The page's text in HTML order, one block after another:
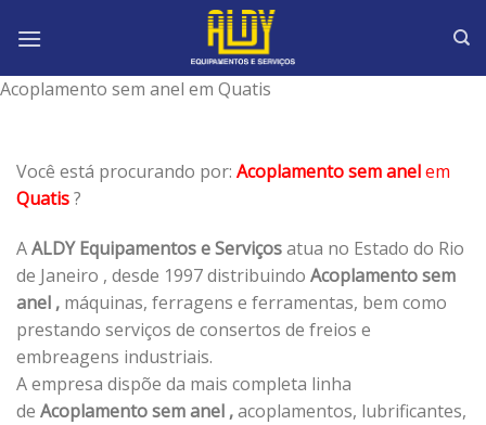
Acoplamento sem anel em Quatis
Você está procurando por: Acoplamento sem anelem
Quatis?
AALDY Equipamentos e Serviçosatua no Estado do Rio
de Janeiro , desde 1997 distribuindo Acoplamento sem
anel , máquinas, ferragens e ferramentas, bem como
prestando serviços de consertos de freios e
embreagens industriais.
A empresa dispõe da mais completa linha
de Acoplamento sem anel ,acoplamentos, lubrificantes,